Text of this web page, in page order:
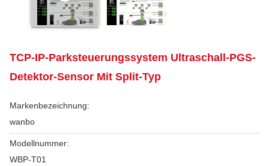
TCP-IP-Parksteuerungssystem Ultraschall-PGS-
Detektor-Sensor Mit Split-Typ
Markenbezeichnung:
wanbo
Modellnummer:
WBP-T01